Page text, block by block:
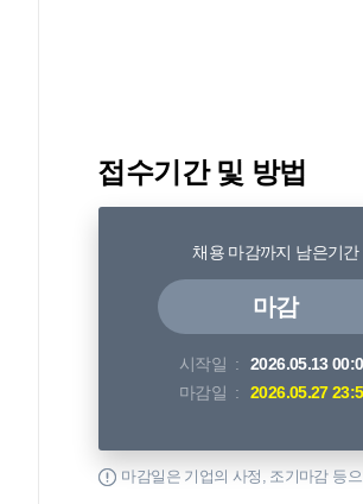
접수기간 및 방법
채용 마감까지 남은기간
마감
시작일
2026.05.13
마감일
2026.05.27
마감일은 기업의 사정, 조기마감 등